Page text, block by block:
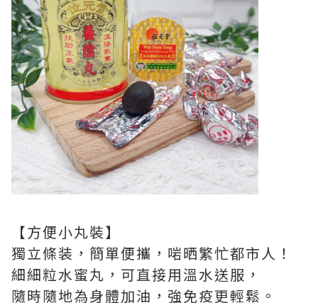
【方便小丸裝】
獨立條装，簡單便攜，啱晒繁忙都市人！
細細粒水蜜丸，可直接用溫水送服，
隨時隨地為身體加油，強免疫更輕鬆。